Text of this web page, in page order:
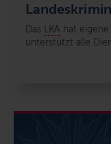
Das LKA hat
unterstützt alle